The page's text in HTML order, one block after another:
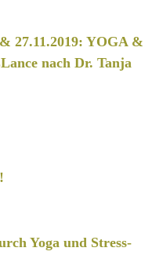
27.11.2019: YOGA &
nach Dr. Tanja
Yoga und Stress-